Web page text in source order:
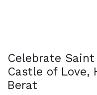
Celebrate
Castle of Love,
Berat